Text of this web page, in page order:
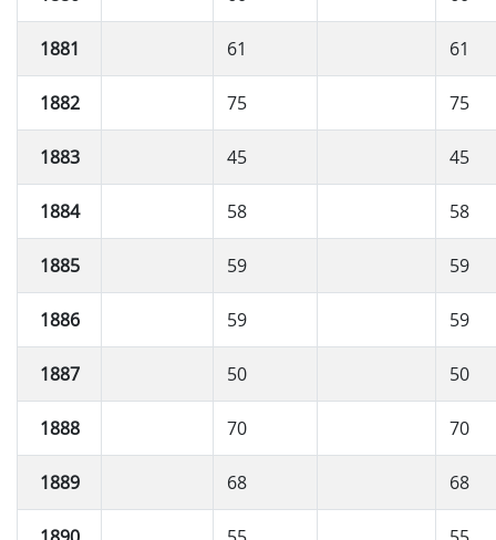
1881 61 61
1882 75 75
1883 45 45
1884 58 58
1885 59 59
1886 59 59
1887 50 50
1888 70 70
1889 68 68